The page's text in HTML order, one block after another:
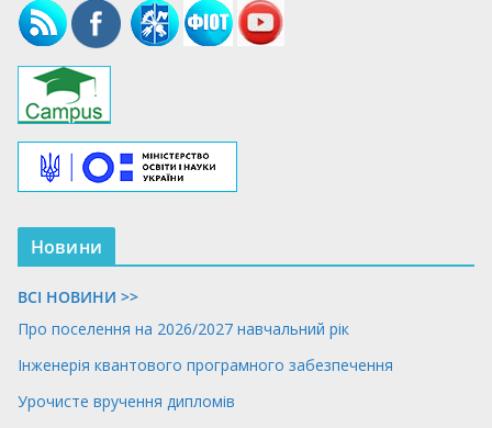
Новини
ВСІ НОВИНИ >>
Про поселення на 2026/2027 навчальний рік
Інженерія квантового програмного забезпечення
Урочисте вручення дипломів